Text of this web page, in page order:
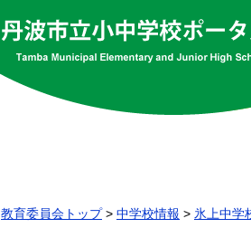
教育委員会トップ > 中学校情報 > 氷上中学